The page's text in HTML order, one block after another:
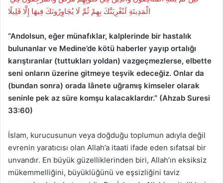
الْمَدِينَةِ لَنُغْرِيَنَّكَ بِهِمْ ثُمَّ لَا يُجَاوِرُونَكَ فِيهَا إِلَّا قَلِيلًا
“Andolsun, eğer münafıklar, kalplerinde bir hastalık
bulunanlar ve Medine’de kötü haberler yayıp ortalığı
karıştıranlar (tuttukları yoldan) vazgeçmezlerse, elbette
seni onların üzerine gitmeye teşvik edeceğiz. Onlar da
(bundan sonra) orada lânete uğramış kimseler olarak
seninle pek az süre komşu kalacaklardır.” (Ahzab Suresi
33:60)
İslam, kurucusunun veya doğduğu toplumun adıyla değil
evrenin yaratıcısı olan Allah’a itaati ifade eden sıfatsal bir
unvandır. En büyük güzelliklerinden biri, Allah’ın eksiksiz
mükemmelliğini, büyüklüğünü ve eşsizliğini taviz